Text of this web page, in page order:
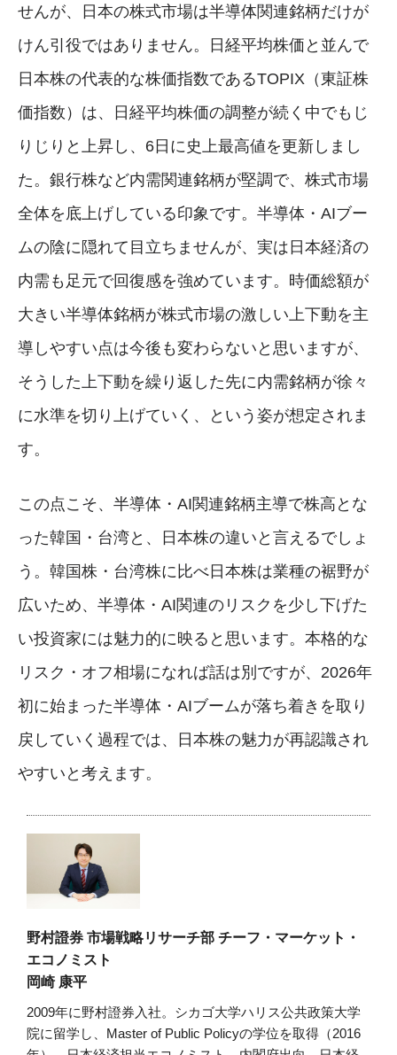
せんが、日本の株式市場は半導体関連銘柄だけが
けん引役ではありません。日経平均株価と並んで
日本株の代表的な株価指数であるTOPIX（東証株
価指数）は、日経平均株価の調整が続く中でもじ
りじりと上昇し、6日に史上最高値を更新しまし
た。銀行株など内需関連銘柄が堅調で、株式市場
全体を底上げしている印象です。半導体・AIブー
ムの陰に隠れて目立ちませんが、実は日本経済の
内需も足元で回復感を強めています。時価総額が
大きい半導体銘柄が株式市場の激しい上下動を主
導しやすい点は今後も変わらないと思いますが、
そうした上下動を繰り返した先に内需銘柄が徐々
に水準を切り上げていく、という姿が想定されま
す。
この点こそ、半導体・AI関連銘柄主導で株高とな
った韓国・台湾と、日本株の違いと言えるでしょ
う。韓国株・台湾株に比べ日本株は業種の裾野が
広いため、半導体・AI関連のリスクを少し下げた
い投資家には魅力的に映ると思います。本格的な
リスク・オフ相場になれば話は別ですが、2026年
初に始まった半導体・AIブームが落ち着きを取り
戻していく過程では、日本株の魅力が再認識され
やすいと考えます。
野村證券 市場戦略リサーチ部 チーフ・マーケット・
エコノミスト
岡崎 康平
2009年に野村證券入社。シカゴ大学ハリス公共政策大学
院に留学し、Master of Public Policyの学位を取得（2016